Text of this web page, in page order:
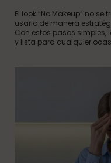
El look “No Makeup” no
usarlo de manera
Con estos pasos
y lista para cualquier